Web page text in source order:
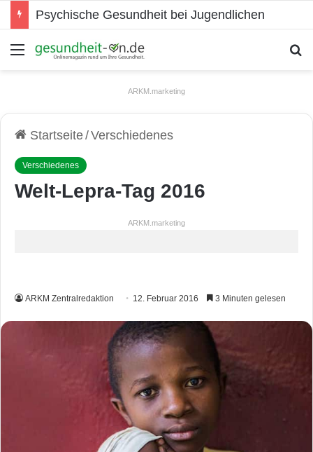
Psychische Gesundheit bei Jugendlichen
Menü
ARKM.marketing
Startseite/Verschiedenes
Verschiedenes
Welt-Lepra-Tag 2016
ARKM.marketing
ARKM Zentralredaktion 12. Februar 2016 3 Minuten gelesen